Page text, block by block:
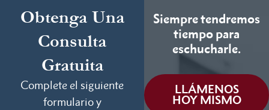
Obtenga Una
Consulta
Gratuita
Complete el siguiente
formulario y
Siempre tendremos
tiempo para
eschucharle.
LLÁMENOS
HOY MISMO